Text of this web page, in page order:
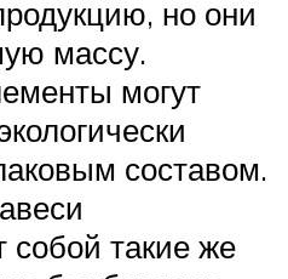
но они
массу.
могут
составом.
собой такие же